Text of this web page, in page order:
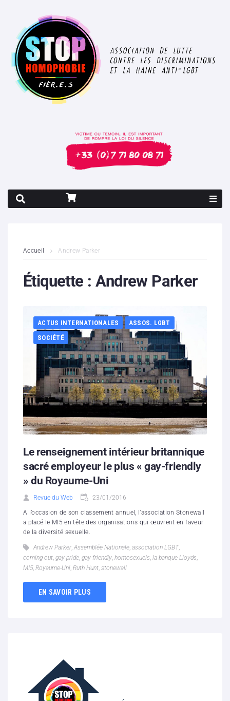
Contenus litigieux
Boutique
Partenaires
Hébergement solidaire
Accueil Andrew Parker
Étiquette : Andrew Parker
ACTUS INTERNATIONALES
ASSOS. LGBT
SOCIÉTÉ
Le renseignement intérieur britannique
sacré employeur le plus « gay-friendly
» du Royaume-Uni
Revue du Web 23/01/2016
A l’occasion de son classement annuel, l’association Stonewall
a placé le MI5 en tête des organisations qui œuvrent en faveur
de la diversité sexuelle.
Andrew Parker, Assemblée Nationale, association LGBT,
coming-out, gay pride, gay-friendly, homosexuels, la banque Lloyds,
MI5, Royaume-Uni, Ruth Hunt, stonewall
EN SAVOIR PLUS